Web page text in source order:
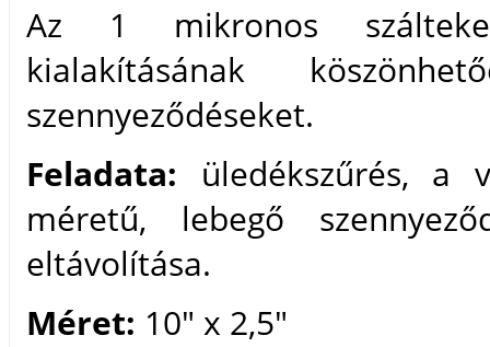
Az 1 mikronos
kialakításának
szennyeződéseket.
Feladata: üledékszűrés, a
méretű, lebegő
eltávolítása.
Méret: 10" x 2,5"